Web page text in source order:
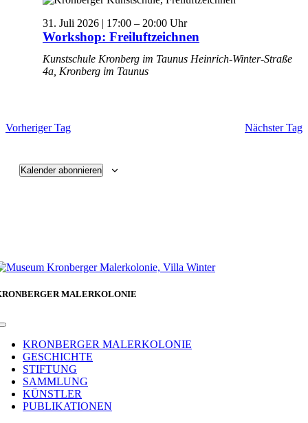
Workshop: Freiluftzeichnen
31. Juli 2026 | 17:00 – 20:00
Kunstschule Kronberg im Taunus Heinrich-Winter-Straße
4a, Kronberg im Taunus
Vorheriger Tag Nächster Tag
Kalender abonnieren
MALERKOLONIE
Toggle
NavigationKRONBERGER MALERKOLONIE
GESCHICHTE
STIFTUNG
SAMMLUNG
KÜNSTLER
PUBLIKATIONEN